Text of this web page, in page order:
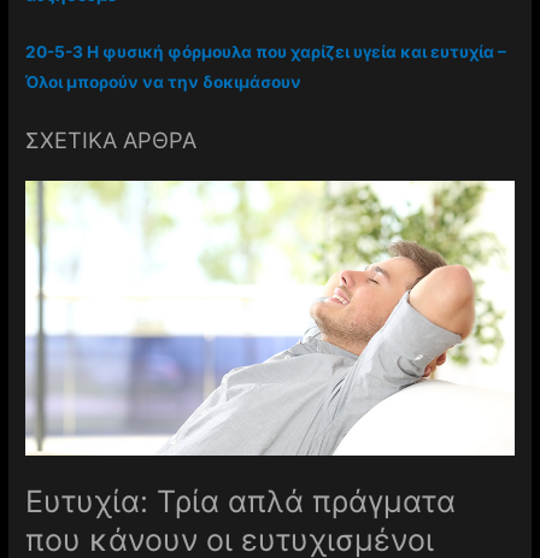
20-5-3 Η φυσική φόρμουλα που χαρίζει υγεία και ευτυχία –
Όλοι μπορούν να την δοκιμάσουν
ΣΧΕΤΙΚΑ ΑΡΘΡΑ
Ευτυχία: Τρία απλά πράγματα
που κάνουν οι ευτυχισμένοι